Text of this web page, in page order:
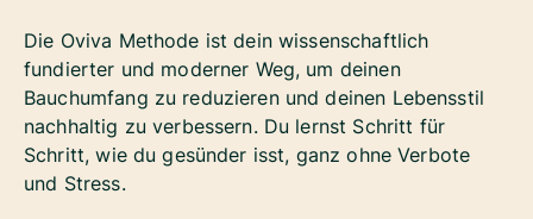
Die Oviva Methode ist dein wissenschaftlich
fundierter und moderner Weg, um deinen
Bauchumfang zu reduzieren und deinen Lebensstil
nachhaltig zu verbessern. Du lernst Schritt für
Schritt, wie du gesünder isst, ganz ohne Verbote
und Stress.